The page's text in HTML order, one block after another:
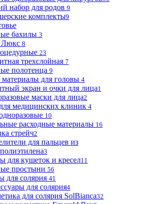
набор для родов 9
комплекты9
бахилы 3
Люкс 8
23
трехслойная 7
полотенца 9
для головы 4
экран и очки для лица1
маски для лица2
медицинских клиник 4
10
расходные материалы 16
стрейч2
для пальцев из
3
для кушеток и кресел11
простыни 56
для солярия 41
для солярия4
для солярия SolBianca32